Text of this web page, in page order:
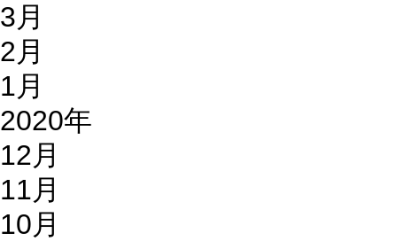
3月
2月
1月
2020年
12月
11月
10月